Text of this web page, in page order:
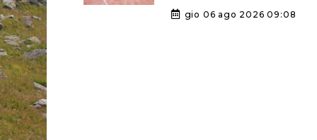
gio 06 ago 2026 09:08